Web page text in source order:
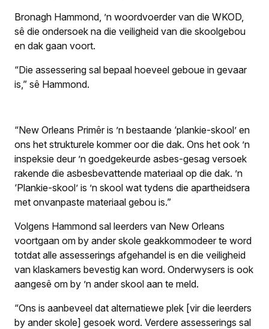
Bronagh Hammond, ’n woordvoerder van die WKOD,
sê die ondersoek na die veiligheid van die skoolgebou
en dak gaan voort.
“Die assessering sal bepaal hoeveel geboue in gevaar
is,” sê Hammond.
“New Orleans Primêr is ’n bestaande ‘plankie-skool’ en
ons het strukturele kommer oor die dak. Ons het ook ’n
inspeksie deur ’n goedgekeurde asbes-gesag versoek
rakende die asbesbevattende materiaal op die dak. ’n
‘Plankie-skool’ is ’n skool wat tydens die apartheidsera
met onvanpaste materiaal gebou is.”
Volgens Hammond sal leerders van New Orleans
voortgaan om by ander skole geakkommodeer te word
totdat alle assesserings afgehandel is en die veiligheid
van klaskamers bevestig kan word. Onderwysers is ook
aangesê om by ’n ander skool aan te meld.
“Ons is aanbeveel dat alternatiewe plek [vir die leerders
by ander skole] gesoek word. Verdere assesserings sal